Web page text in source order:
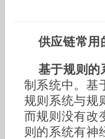
供应链常用
基于规则的
制系统中。基
规则系统与规
而规则没有改
则的系统有神